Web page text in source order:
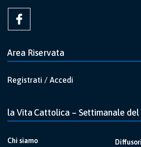
Area Riservata
Registrati / Accedi
la Vita Cattolica – Settimanale del
Chi siamo Diffusori